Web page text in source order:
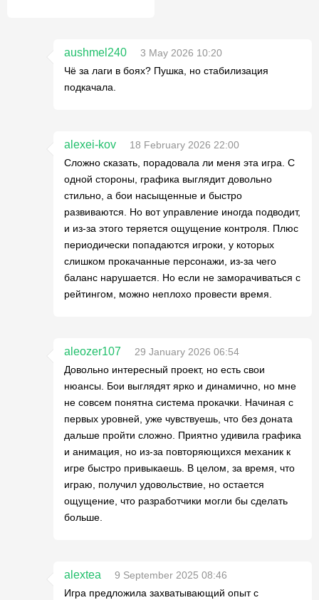
aushmel240
3 May 2026 10:20
Чё за лаги в боях? Пушка, но стабилизация
подкачала.
alexei-kov
18 February 2026 22:00
Сложно сказать, порадовала ли меня эта игра. С
одной стороны, графика выглядит довольно
стильно, а бои насыщенные и быстро
развиваются. Но вот управление иногда подводит,
и из-за этого теряется ощущение контроля. Плюс
периодически попадаются игроки, у которых
слишком прокачанные персонажи, из-за чего
баланс нарушается. Но если не заморачиваться с
рейтингом, можно неплохо провести время.
aleozer107
29 January 2026 06:54
Довольно интересный проект, но есть свои
нюансы. Бои выглядят ярко и динамично, но мне
не совсем понятна система прокачки. Начиная с
первых уровней, уже чувствуешь, что без доната
дальше пройти сложно. Приятно удивила графика
и анимация, но из-за повторяющихся механик к
игре быстро привыкаешь. В целом, за время, что
играю, получил удовольствие, но остается
ощущение, что разработчики могли бы сделать
больше.
alextea
9 September 2025 08:46
Игра предложила захватывающий опыт с